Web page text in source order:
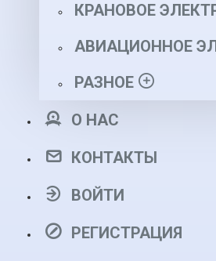
КРАНОВОЕ
АВИАЦИОННОЕ
РАЗНОЕ
О НАС
КОНТАКТЫ
ВОЙТИ
РЕГИСТРАЦИЯ